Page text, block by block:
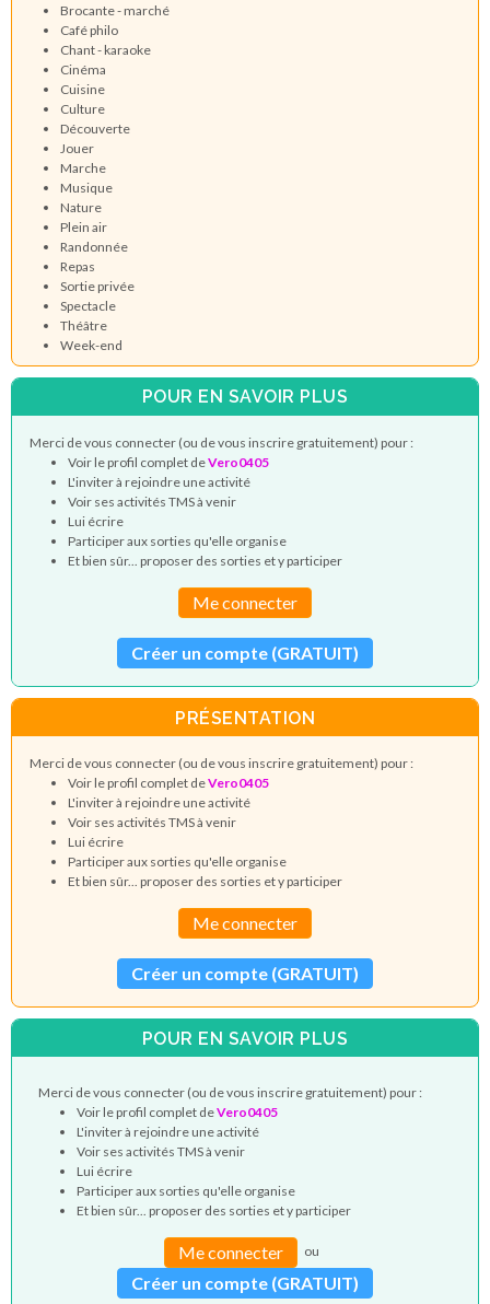
Brocante - marché
Café philo
Chant - karaoke
Cinéma
Cuisine
Culture
Découverte
Jouer
Marche
Musique
Nature
Plein air
Randonnée
Repas
Sortie privée
Spectacle
Théâtre
Week-end
POUR EN SAVOIR PLUS
Merci de vous connecter (ou de vous inscrire gratuitement) pour :
Voir le profil complet deVero0405
L'inviter à rejoindre une activité
Voir ses activités TMS à venir
Lui écrire
Participer aux sorties qu'elle organise
Et bien sûr... proposer des sorties et y participer
Me connecter
Créer un compte (GRATUIT)
PRÉSENTATION
Merci de vous connecter (ou de vous inscrire gratuitement) pour :
Voir le profil complet deVero0405
L'inviter à rejoindre une activité
Voir ses activités TMS à venir
Lui écrire
Participer aux sorties qu'elle organise
Et bien sûr... proposer des sorties et y participer
Me connecter
Créer un compte (GRATUIT)
POUR EN SAVOIR PLUS
Merci de vous connecter (ou de vous inscrire gratuitement) pour :
Voir le profil complet deVero0405
L'inviter à rejoindre une activité
Voir ses activités TMS à venir
Lui écrire
Participer aux sorties qu'elle organise
Et bien sûr... proposer des sorties et y participer
Me connecter ou
Créer un compte (GRATUIT)